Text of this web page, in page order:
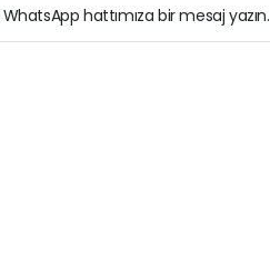
WhatsApp hattımıza bir mesaj yazın.